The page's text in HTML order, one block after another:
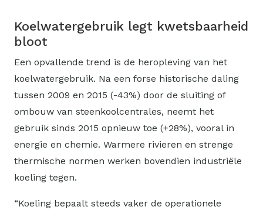
Koelwatergebruik legt kwetsbaarheid
bloot
Een opvallende trend is de heropleving van het
koelwatergebruik. Na een forse historische daling
tussen 2009 en 2015 (-43%) door de sluiting of
ombouw van steenkoolcentrales, neemt het
gebruik sinds 2015 opnieuw toe (+28%), vooral in
energie en chemie. Warmere rivieren en strenge
thermische normen werken bovendien industriële
koeling tegen.
“Koeling bepaalt steeds vaker de operationele